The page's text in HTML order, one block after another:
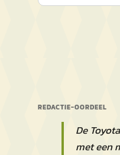
REDACTIE-OORDEEL
De
met een